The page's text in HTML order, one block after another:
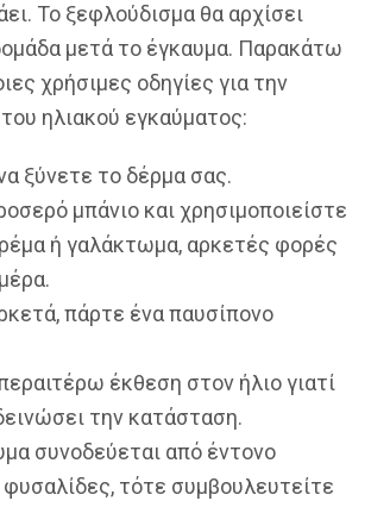
Το ξεφλούδισμα θα αρχίσει
μετά το έγκαυμα. Παρακάτω
χρήσιμες οδηγίες για την
ηλιακού εγκαύματος:
ξύνετε το δέρμα σας.
μπάνιο και χρησιμοποιείστε
ή γαλάκτωμα, αρκετές φορές
πάρτε ένα παυσίπονο
έκθεση στον ήλιο γιατί
την κατάσταση.
συνοδεύεται από έντονο
τότε συμβουλευτείτε